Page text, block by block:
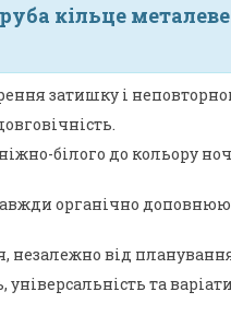
кільце
затишку і
білого до кольору
органічно
від
та